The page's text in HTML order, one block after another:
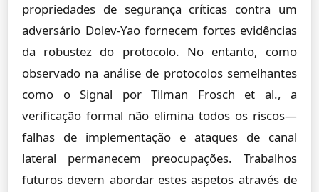
propriedades de segurança críticas contra um
adversário Dolev-Yao fornecem fortes evidências
da robustez do protocolo. No entanto, como
observado na análise de protocolos semelhantes
como o Signal por Tilman Frosch et al., a
verificação formal não elimina todos os riscos—
falhas de implementação e ataques de canal
lateral permanecem preocupações. Trabalhos
futuros devem abordar estes aspetos através de